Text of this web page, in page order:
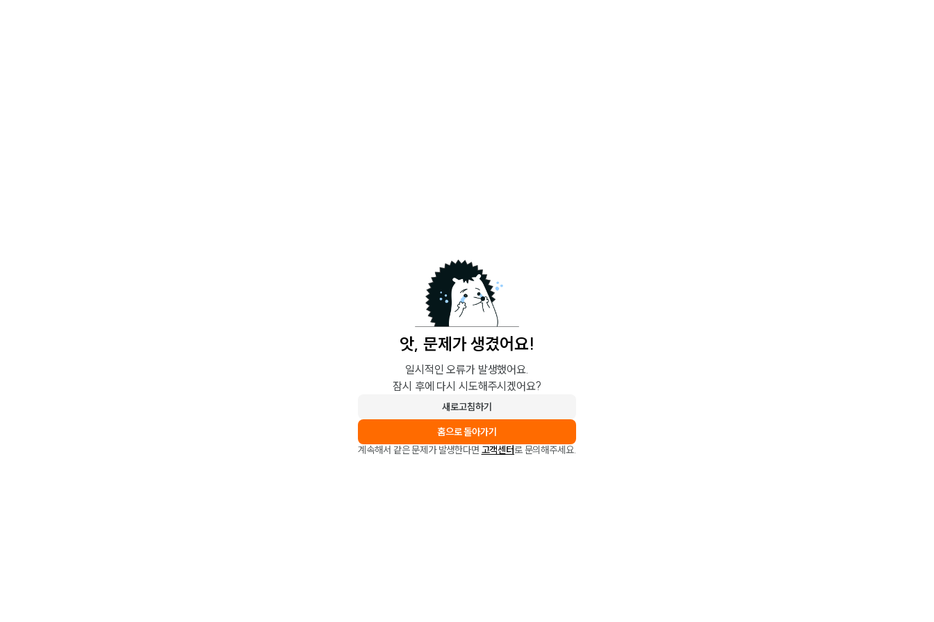
앗, 문제가 생겼어요!
일시적인 오류가 발생했어요.
잠시 후에 다시 시도해주시겠어요?
새로고침하기
홈으로 돌아가기
계속해서 같은 문제가 발생한다면 고객센터로 문의해주세요.